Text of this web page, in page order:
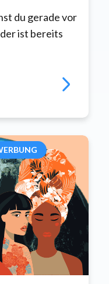
du gerade vor
ist bereits